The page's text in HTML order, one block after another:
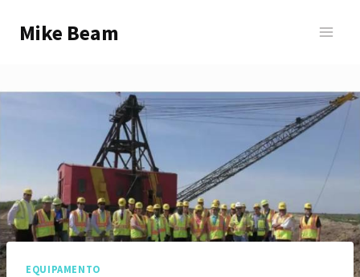
Mike Beam
EQUIPAMENTO